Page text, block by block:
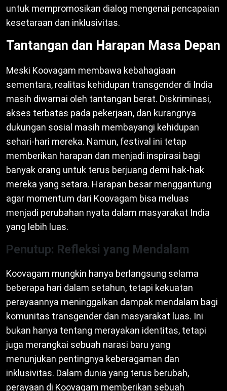
untuk mempromosikan dialog mengenai pencapaian
kesetaraan dan inklusivitas.
Tantangan dan Harapan Masa Depan
Meski Koovagam membawa kebahagiaan
sementara, realitas kehidupan transgender di India
masih diwarnai oleh tantangan berat. Diskriminasi,
akses terbatas pada pekerjaan, dan kurangnya
dukungan sosial masih membayangi kehidupan
sehari-hari mereka. Namun, festival ini tetap
memberikan harapan dan menjadi inspirasi bagi
banyak orang untuk terus berjuang demi hak-hak
mereka yang setara. Harapan besar menggantung
agar momentum dari Koovagam bisa meluas
menjadi perubahan nyata dalam masyarakat India
yang lebih luas.
Penutup: Refleksi yang Mendalam
Koovagam mungkin hanya berlangsung selama
beberapa hari dalam setahun, tetapi kekuatan
perayaannya meninggalkan dampak mendalam bagi
komunitas transgender dan masyarakat luas. Ini
bukan hanya tentang merayakan identitas, tetapi
juga merangkai sebuah narasi baru yang
menunjukan pentingnya keberagaman dan
inklusivitas. Dalam dunia yang terus berubah,
perayaan di Koovagam memberikan sebuah